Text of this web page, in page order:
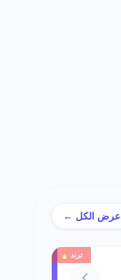
عرض الكل ←
ترند 🔥